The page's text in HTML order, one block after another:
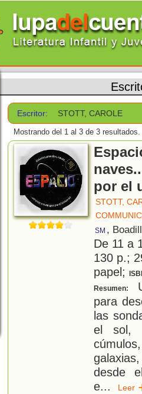
Escritor: STOTT, CAROLE
Mostrando del 1 al 3 de 3 resultados.
por el
STOTT,
SM ,
De 11 a
130 p.;
papel;
Resumen:
para
las
el sol,
desde
e...